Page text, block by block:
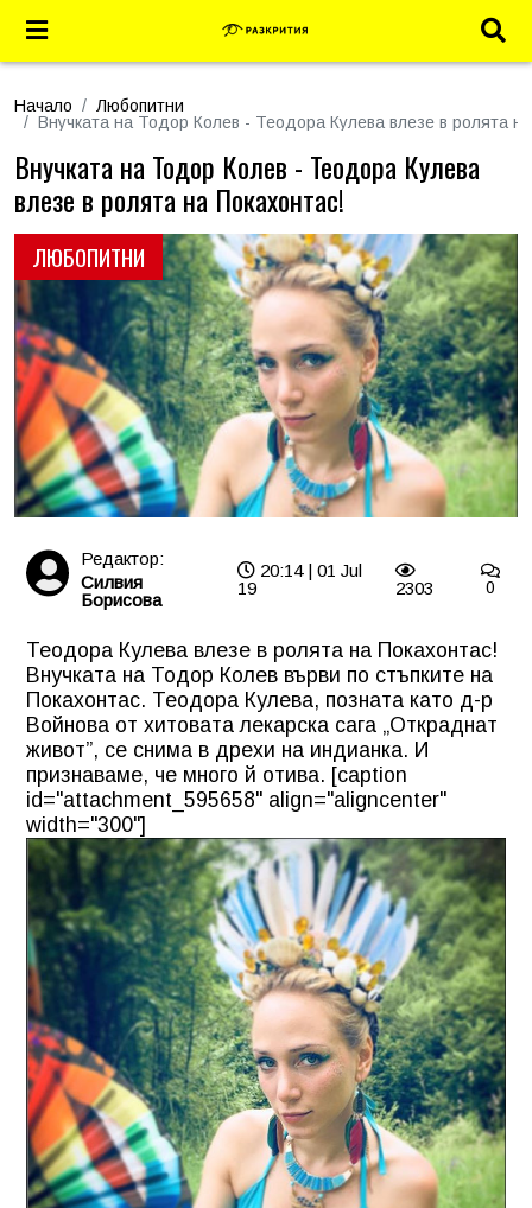
Начало
Любопитни
Внучката на Тодор Колев - Теодора Кулева влезе в ролята
ЛЮБОПИТНИ
Внучката на Тодор Колев - Теодора Кулева
влезе в ролята на Покахонтас!
Редактор:
Силвия
Борисова
20:14 | 01 Jul
19
2303 0
Теодора Кулева влезе в ролята на Покахонтас!
Внучката на Тодор Колев върви по стъпките на
Покахонтас. Теодора Кулева, позната като д-р
Войнова от хитовата лекарска сага „Откраднат
живот”, се снима в дрехи на индианка. И
признаваме, че много й отива. [caption
id="attachment_595658" align="aligncenter"
width="300"]